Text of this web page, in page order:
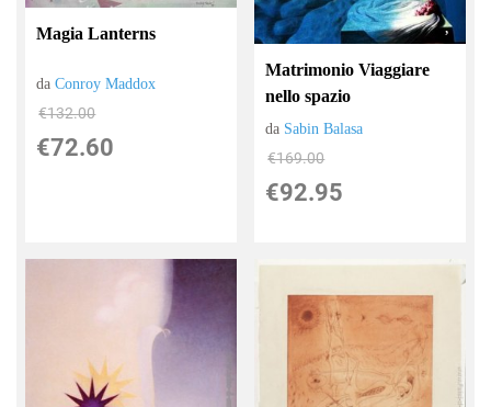
Magia Lanterns
daConroy Maddox
€132.00
€72.60
Matrimonio Viaggiare
nello spazio
da Sabin Balasa
€169.00
€92.95